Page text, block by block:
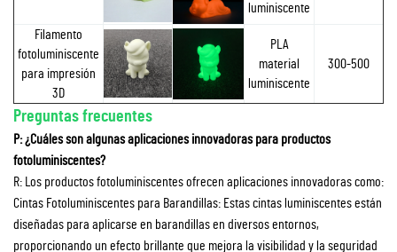
luminiscente
Filamento
fotoluminiscente
para impresión
3D
PLA
material
luminiscente
300-500
Preguntas frecuentes
P: ¿Cuáles son algunas aplicaciones innovadoras para productos
fotoluminiscentes?
R: Los productos fotoluminiscentes ofrecen aplicaciones innovadoras como:
Cintas Fotoluminiscentes para Barandillas: Estas cintas luminiscentes están
diseñadas para aplicarse en barandillas en diversos entornos,
proporcionando un efecto brillante que mejora la visibilidad y la seguridad